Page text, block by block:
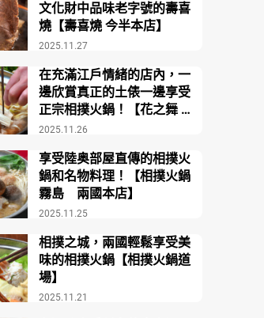
2025.11.27
文化財中品味老字號的壽喜
燒【壽喜燒 今半本店】
2025.11.26
在充滿江戶情緒的店內，一
邊欣賞真正的土俵一邊享受
正宗相撲火鍋！【花之舞 江
戶東京博物館前店】
2025.11.25
享受陸奥部屋直傳的相撲火
鍋和名物料理！【相撲火鍋
霧島 兩國本店】
2025.11.21
相撲之城，兩國輕鬆享受美
味的相撲火鍋【相撲火鍋道
場】